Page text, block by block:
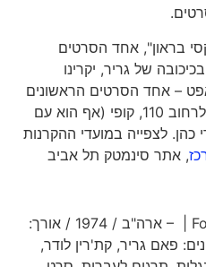
בראון", אחד הסרטים
של גריר, יקרינו
אחד הסרטים הראשונים
שנוצרו בתחום, והן את מעבר לרחוב 110, קופי (אף הוא עם
לצפייה במועדי ההקרנות
, אתר סינמטק תל אביב
פוקסי בראון Foxy Brown | – ארה"ב / 1974 / אורך:
פאם גריר, קת'רין לודר,